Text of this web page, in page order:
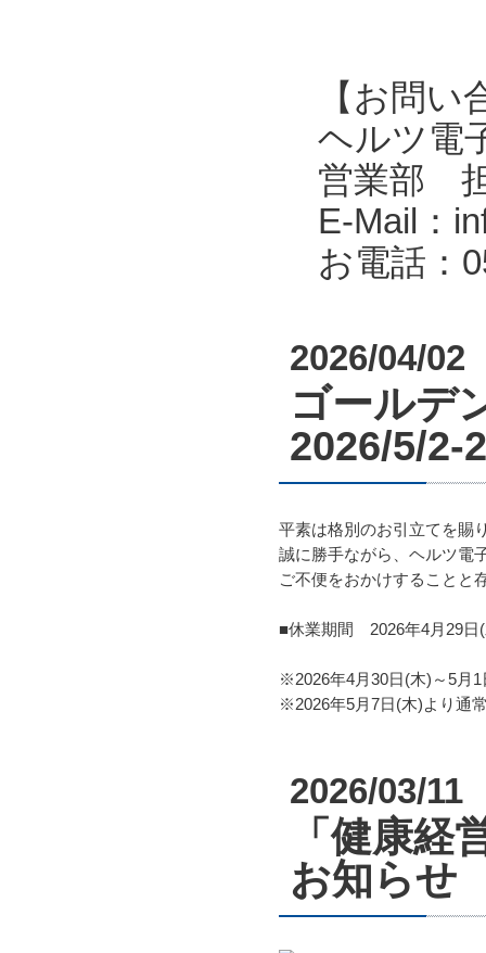
【お問い
ヘルツ電
営業部
E-Mail：
お電話：
2026/04/02
ゴールデ
2026/5/2-
平素は格別のお引立てを賜
誠に勝手ながら、ヘルツ電
ご不便をおかけすることと
■休業期間 2026年4月29日(
※2026年4月30日(木)～5月
※2026年5月7日(木)より通
2026/03/11
「健康経
お知らせ